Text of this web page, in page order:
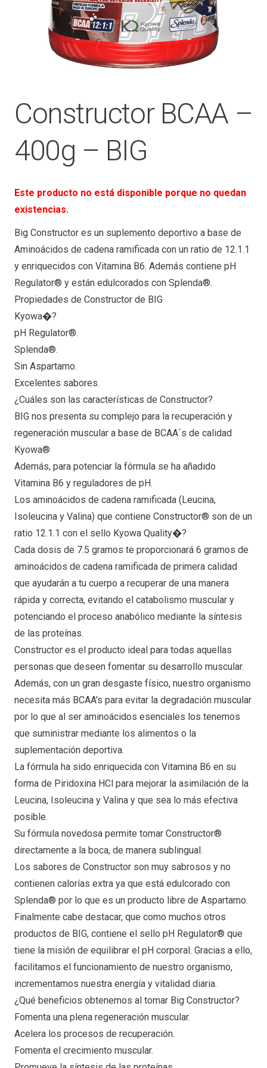
Constructor BCAA –
400g – BIG
Este producto no está disponible porque no quedan
existencias.
Big Constructor es un suplemento deportivo a base de
Aminoácidos de cadena ramificada con un ratio de 12.1.1
y enriquecidos con Vitamina B6. Además contiene pH
Regulator® y están edulcorados con Splenda®.
Propiedades de Constructor de BIG
Kyowa�?
pH Regulator®.
Splenda®.
Sin Aspartamo.
Excelentes sabores.
¿Cuáles son las características de Constructor?
BIG nos presenta su complejo para la recuperación y
regeneración muscular a base de BCAA´s de calidad
Kyowa®
Además, para potenciar la fórmula se ha añadido
Vitamina B6 y reguladores de pH.
Los aminoácidos de cadena ramificada (Leucina,
Isoleucina y Valina) que contiene Constructor® son de un
ratio 12.1.1 con el sello Kyowa Quality�?
Cada dosis de 7.5 gramos te proporcionará 6 gramos de
aminoácidos de cadena ramificada de primera calidad
que ayudarán a tu cuerpo a recuperar de una manera
rápida y correcta, evitando el catabolismo muscular y
potenciando el proceso anabólico mediante la síntesis
de las proteínas.
Constructor es el producto ideal para todas aquellas
personas que deseen fomentar su desarrollo muscular.
Además, con un gran desgaste físico, nuestro organismo
necesita más BCAA’s para evitar la degradación muscular
por lo que al ser aminoácidos esenciales los tenemos
que suministrar mediante los alimentos o la
suplementación deportiva.
La fórmula ha sido enriquecida con Vitamina B6 en su
forma de Piridoxina HCl para mejorar la asimilación de la
Leucina, Isoleucina y Valina y que sea lo más efectiva
posible.
Su fórmula novedosa permite tomar Constructor®
directamente a la boca, de manera sublingual.
Los sabores de Constructor son muy sabrosos y no
contienen calorías extra ya que está edulcorado con
Splenda® por lo que es un producto libre de Aspartamo.
Finalmente cabe destacar, que como muchos otros
productos de BIG, contiene el sello pH Regulator® que
tiene la misión de equilibrar el pH corporal. Gracias a ello,
facilitamos el funcionamiento de nuestro organismo,
incrementamos nuestra energía y vitalidad diaria.
¿Qué beneficios obtenemos al tomar Big Constructor?
Fomenta una plena regeneración muscular.
Acelera los procesos de recuperación.
Fomenta el crecimiento muscular.